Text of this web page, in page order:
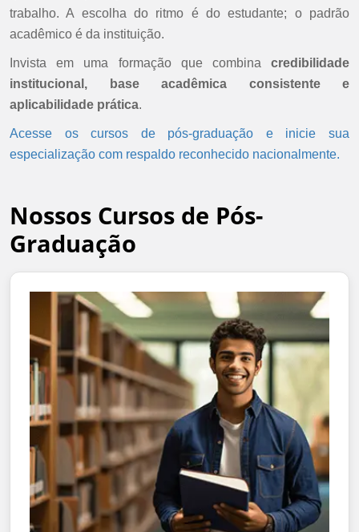
trabalho. A escolha do ritmo é do estudante; o padrão
acadêmico é da instituição.
Invista em uma formação que combina credibilidade
institucional, base acadêmica consistente e
aplicabilidade prática.
Acesse os cursos de pós-graduação e inicie sua
especialização com respaldo reconhecido nacionalmente.
Nossos Cursos de Pós-
Graduação